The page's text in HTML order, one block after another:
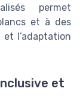
permet
et à des
l’adaptation
et